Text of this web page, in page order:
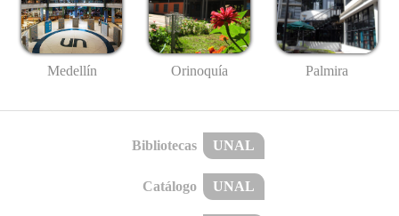
Medellín Orinoquía Palmira
Bibliotecas UNAL
Catálogo UNAL